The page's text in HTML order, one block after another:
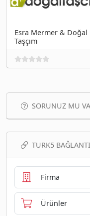
Esra Mermer & Doğal
Taşçım
SORUNUZ MU
TURK5
Firma
Ürünler